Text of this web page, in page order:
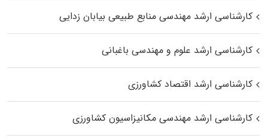
کارشناسی ارشد مهندسی منابع طبیعی بیابان زدایی
کارشناسی ارشد علوم و مهندسی باغبانی
کارشناسی ارشد اقتصاد کشاورزی
کارشناسی ارشد مهندسی مکانیزاسیون کشاورزی